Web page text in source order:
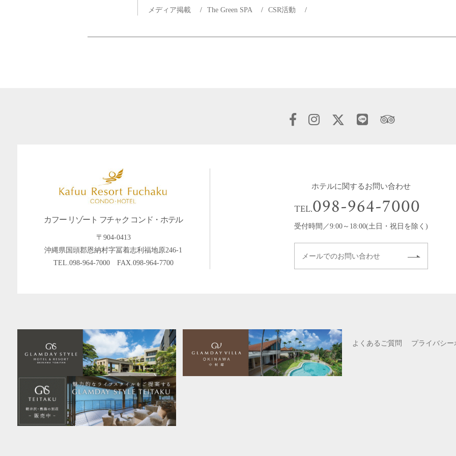
メディア掲載 / The Green SPA / CSR活動 /
カフー リゾート フチャク コンド・ホテル
〒904-0413
沖縄県国頭郡恩納村字冨着志利福地原246-1
TEL.098-964-7000FAX.098-964-7700
ホテルに関するお問い合わせ
TEL.098-964-7000
受付時間／9:00～18:00(土日・祝日を除く)
メールでのお問い合わせ
よくあるご質問 プライバシー